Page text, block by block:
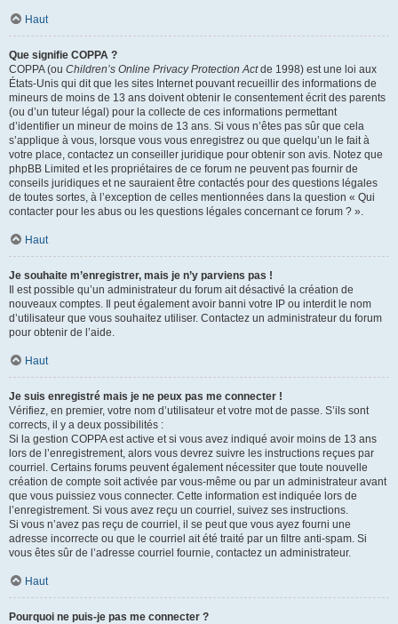
Haut
Que signifie COPPA ?
COPPA (ou Children’s Online Privacy Protection Actde 1998) est une loi aux
États-Unis qui dit que les sites Internet pouvant recueillir des informations de
mineurs de moins de 13 ans doivent obtenir le consentement écrit des parents
(ou d’un tuteur légal) pour la collecte de ces informations permettant
d’identifier un mineur de moins de 13 ans. Si vous n’êtes pas sûr que cela
s’applique à vous, lorsque vous vous enregistrez ou que quelqu’un le fait à
votre place, contactez un conseiller juridique pour obtenir son avis. Notez que
phpBB Limited et les propriétaires de ce forum ne peuvent pas fournir de
conseils juridiques et ne sauraient être contactés pour des questions légales
de toutes sortes, à l’exception de celles mentionnées dans la question « Qui
contacter pour les abus ou les questions légales concernant ce forum ? ».
Haut
Je souhaite m’enregistrer, mais je n’y parviens pas !
Il est possible qu’un administrateur du forum ait désactivé la création de
nouveaux comptes. Il peut également avoir banni votre IP ou interdit le nom
d’utilisateur que vous souhaitez utiliser. Contactez un administrateur du forum
pour obtenir de l’aide.
Haut
Je suis enregistré mais je ne peux pas me connecter !
Vérifiez, en premier, votre nom d’utilisateur et votre mot de passe. S’ils sont
corrects, il y a deux possibilités :
Si la gestion COPPA est active et si vous avez indiqué avoir moins de 13 ans
lors de l’enregistrement, alors vous devrez suivre les instructions reçues par
courriel. Certains forums peuvent également nécessiter que toute nouvelle
création de compte soit activée par vous-même ou par un administrateur avant
que vous puissiez vous connecter. Cette information est indiquée lors de
l’enregistrement. Si vous avez reçu un courriel, suivez ses instructions.
Si vous n’avez pas reçu de courriel, il se peut que vous ayez fourni une
adresse incorrecte ou que le courriel ait été traité par un filtre anti-spam. Si
vous êtes sûr de l’adresse courriel fournie, contactez un administrateur.
Haut
Pourquoi ne puis-je pas me connecter ?